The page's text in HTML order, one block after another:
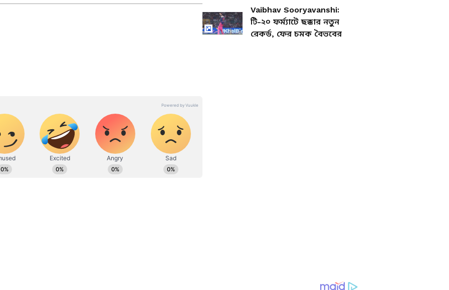
বেশি ছক্কা মারার রেকর্ড
ক্রিস গেইলের
এ (IPL 2012) রয়্যাল চ্যালেঞ্জার্স
হয়ে খেলার সময় ১৫ ম্যাচ খেলে ৫৯টি
রয়্যালসের হয়ে ১২ ম্যাচ খেলে ৪৩টি ছক্কা
লিখতে আগ্রহী। সংবাদমাধ্যমে ১৫ বছর ধরে কাজ করার
কাজের অভিজ্ঞতা রয়েছে। সংবাদপত্রের পাশাপাশি ডিজিট্যাল
ডেস্কে কাজ করার পাশাপাশি ফিল্ড রিপোর্টিংয়েও আগ্রহী।
Vaibhav Sooryavanshi:
টি-২০ ফর্ম্যাটে ছক্কার নতুন
রেকর্ড, ফের চমক বৈভবের